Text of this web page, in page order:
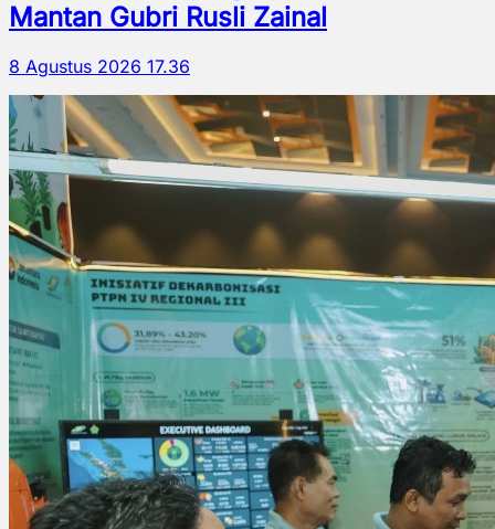
Mantan Gubri Rusli Zainal
8 Agustus 2026 17.36